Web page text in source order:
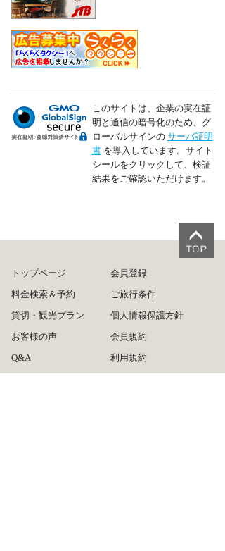
このサイトは、企業の実在証
明と通信の暗号化のため、グ
ローバルサインの サーバ証明
書を導入しています。サイト
シールをクリックして、検証
結果をご確認いただけます。
トップページ
料金検索＆予約
貸切・観光プラン
お客様の声
Q&A
会員登録
ご旅行条件
個人情報保護方針
会員規約
利用規約